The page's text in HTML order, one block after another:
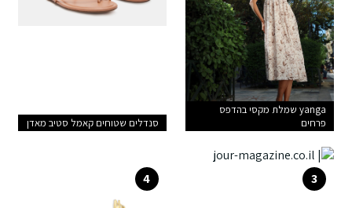
yanga שמלת מקסי בהדפס
פרחים
סנדלים שטוחים קאמל סטיב מאדן
3
4